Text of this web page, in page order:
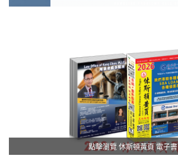
點擊瀏覽 休斯頓黃頁 電子書